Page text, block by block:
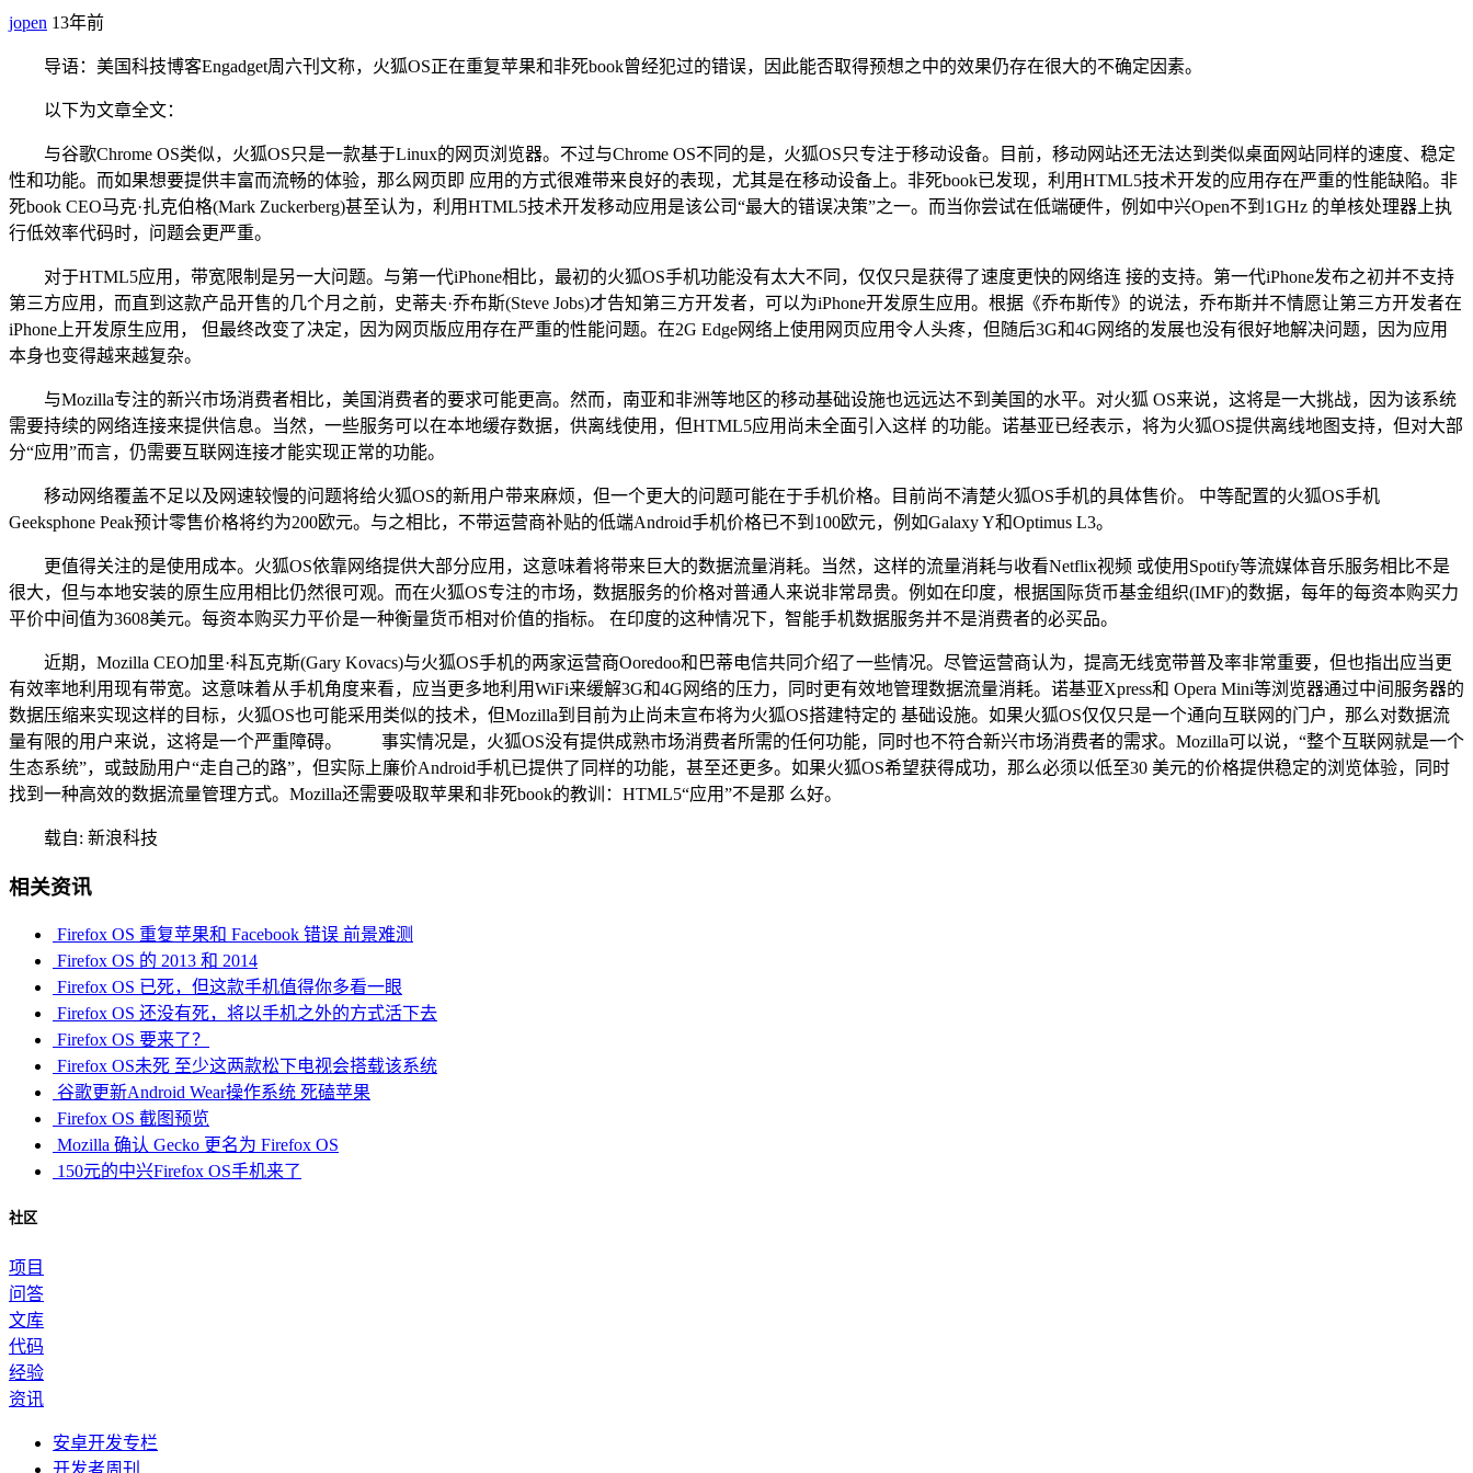
jopen 13年前
导语：美国科技博客Engadget周六刊文称，火狐OS正在重复苹果和非死book曾经犯过的错误，因此能否取得预想之中的效果仍存在很大的不确定因素。
以下为文章全文：
与谷歌Chrome OS类似，火狐OS只是一款基于Linux的网页浏览器。不过与Chrome OS不同的是，火狐OS只专注于移动设备。目前，移动网站还无法达到类似桌面网站同样的速度、稳定
性和功能。而如果想要提供丰富而流畅的体验，那么网页即 应用的方式很难带来良好的表现，尤其是在移动设备上。非死book已发现，利用HTML5技术开发的应用存在严重的性能缺陷。非
死book CEO马克·扎克伯格(Mark Zuckerberg)甚至认为，利用HTML5技术开发移动应用是该公司“最大的错误决策”之一。而当你尝试在低端硬件，例如中兴Open不到1GHz 的单核处理器上执
行低效率代码时，问题会更严重。
对于HTML5应用，带宽限制是另一大问题。与第一代iPhone相比，最初的火狐OS手机功能没有太大不同，仅仅只是获得了速度更快的网络连 接的支持。第一代iPhone发布之初并不支持
第三方应用，而直到这款产品开售的几个月之前，史蒂夫·乔布斯(Steve Jobs)才告知第三方开发者，可以为iPhone开发原生应用。根据《乔布斯传》的说法，乔布斯并不情愿让第三方开发者在
iPhone上开发原生应用， 但最终改变了决定，因为网页版应用存在严重的性能问题。在2G Edge网络上使用网页应用令人头疼，但随后3G和4G网络的发展也没有很好地解决问题，因为应用
本身也变得越来越复杂。
与Mozilla专注的新兴市场消费者相比，美国消费者的要求可能更高。然而，南亚和非洲等地区的移动基础设施也远远达不到美国的水平。对火狐 OS来说，这将是一大挑战，因为该系统
需要持续的网络连接来提供信息。当然，一些服务可以在本地缓存数据，供离线使用，但HTML5应用尚未全面引入这样 的功能。诺基亚已经表示，将为火狐OS提供离线地图支持，但对大部
分“应用”而言，仍需要互联网连接才能实现正常的功能。
移动网络覆盖不足以及网速较慢的问题将给火狐OS的新用户带来麻烦，但一个更大的问题可能在于手机价格。目前尚不清楚火狐OS手机的具体售价。 中等配置的火狐OS手机
Geeksphone Peak预计零售价格将约为200欧元。与之相比，不带运营商补贴的低端Android手机价格已不到100欧元，例如Galaxy Y和Optimus L3。
更值得关注的是使用成本。火狐OS依靠网络提供大部分应用，这意味着将带来巨大的数据流量消耗。当然，这样的流量消耗与收看Netflix视频 或使用Spotify等流媒体音乐服务相比不是
很大，但与本地安装的原生应用相比仍然很可观。而在火狐OS专注的市场，数据服务的价格对普通人来说非常昂贵。例如在印度，根据国际货币基金组织(IMF)的数据，每年的每资本购买力
平价中间值为3608美元。每资本购买力平价是一种衡量货币相对价值的指标。 在印度的这种情况下，智能手机数据服务并不是消费者的必买品。
近期，Mozilla CEO加里·科瓦克斯(Gary Kovacs)与火狐OS手机的两家运营商Ooredoo和巴蒂电信共同介绍了一些情况。尽管运营商认为，提高无线宽带普及率非常重要，但也指出应当更
有效率地利用现有带宽。这意味着从手机角度来看，应当更多地利用WiFi来缓解3G和4G网络的压力，同时更有效地管理数据流量消耗。诺基亚Xpress和 Opera Mini等浏览器通过中间服务器的
数据压缩来实现这样的目标，火狐OS也可能采用类似的技术，但Mozilla到目前为止尚未宣布将为火狐OS搭建特定的 基础设施。如果火狐OS仅仅只是一个通向互联网的门户，那么对数据流
量有限的用户来说，这将是一个严重障碍。 事实情况是，火狐OS没有提供成熟市场消费者所需的任何功能，同时也不符合新兴市场消费者的需求。Mozilla可以说，“整个互联网就是一个
生态系统”，或鼓励用户“走自己的路”，但实际上廉价Android手机已提供了同样的功能，甚至还更多。如果火狐OS希望获得成功，那么必须以低至30 美元的价格提供稳定的浏览体验，同时
找到一种高效的数据流量管理方式。Mozilla还需要吸取苹果和非死book的教训：HTML5“应用”不是那 么好。
载自: 新浪科技
相关资讯
Firefox OS 重复苹果和 Facebook 错误 前景难测
Firefox OS 的 2013 和 2014
Firefox OS 已死，但这款手机值得你多看一眼
Firefox OS 还没有死，将以手机之外的方式活下去
Firefox OS 要来了？
Firefox OS未死 至少这两款松下电视会搭载该系统
谷歌更新Android Wear操作系统 死磕苹果
Firefox OS 截图预览
Mozilla 确认 Gecko 更名为 Firefox OS
150元的中兴Firefox OS手机来了
社区
项目
问答
文库
代码
经验
资讯
安卓开发专栏
开发者周刊